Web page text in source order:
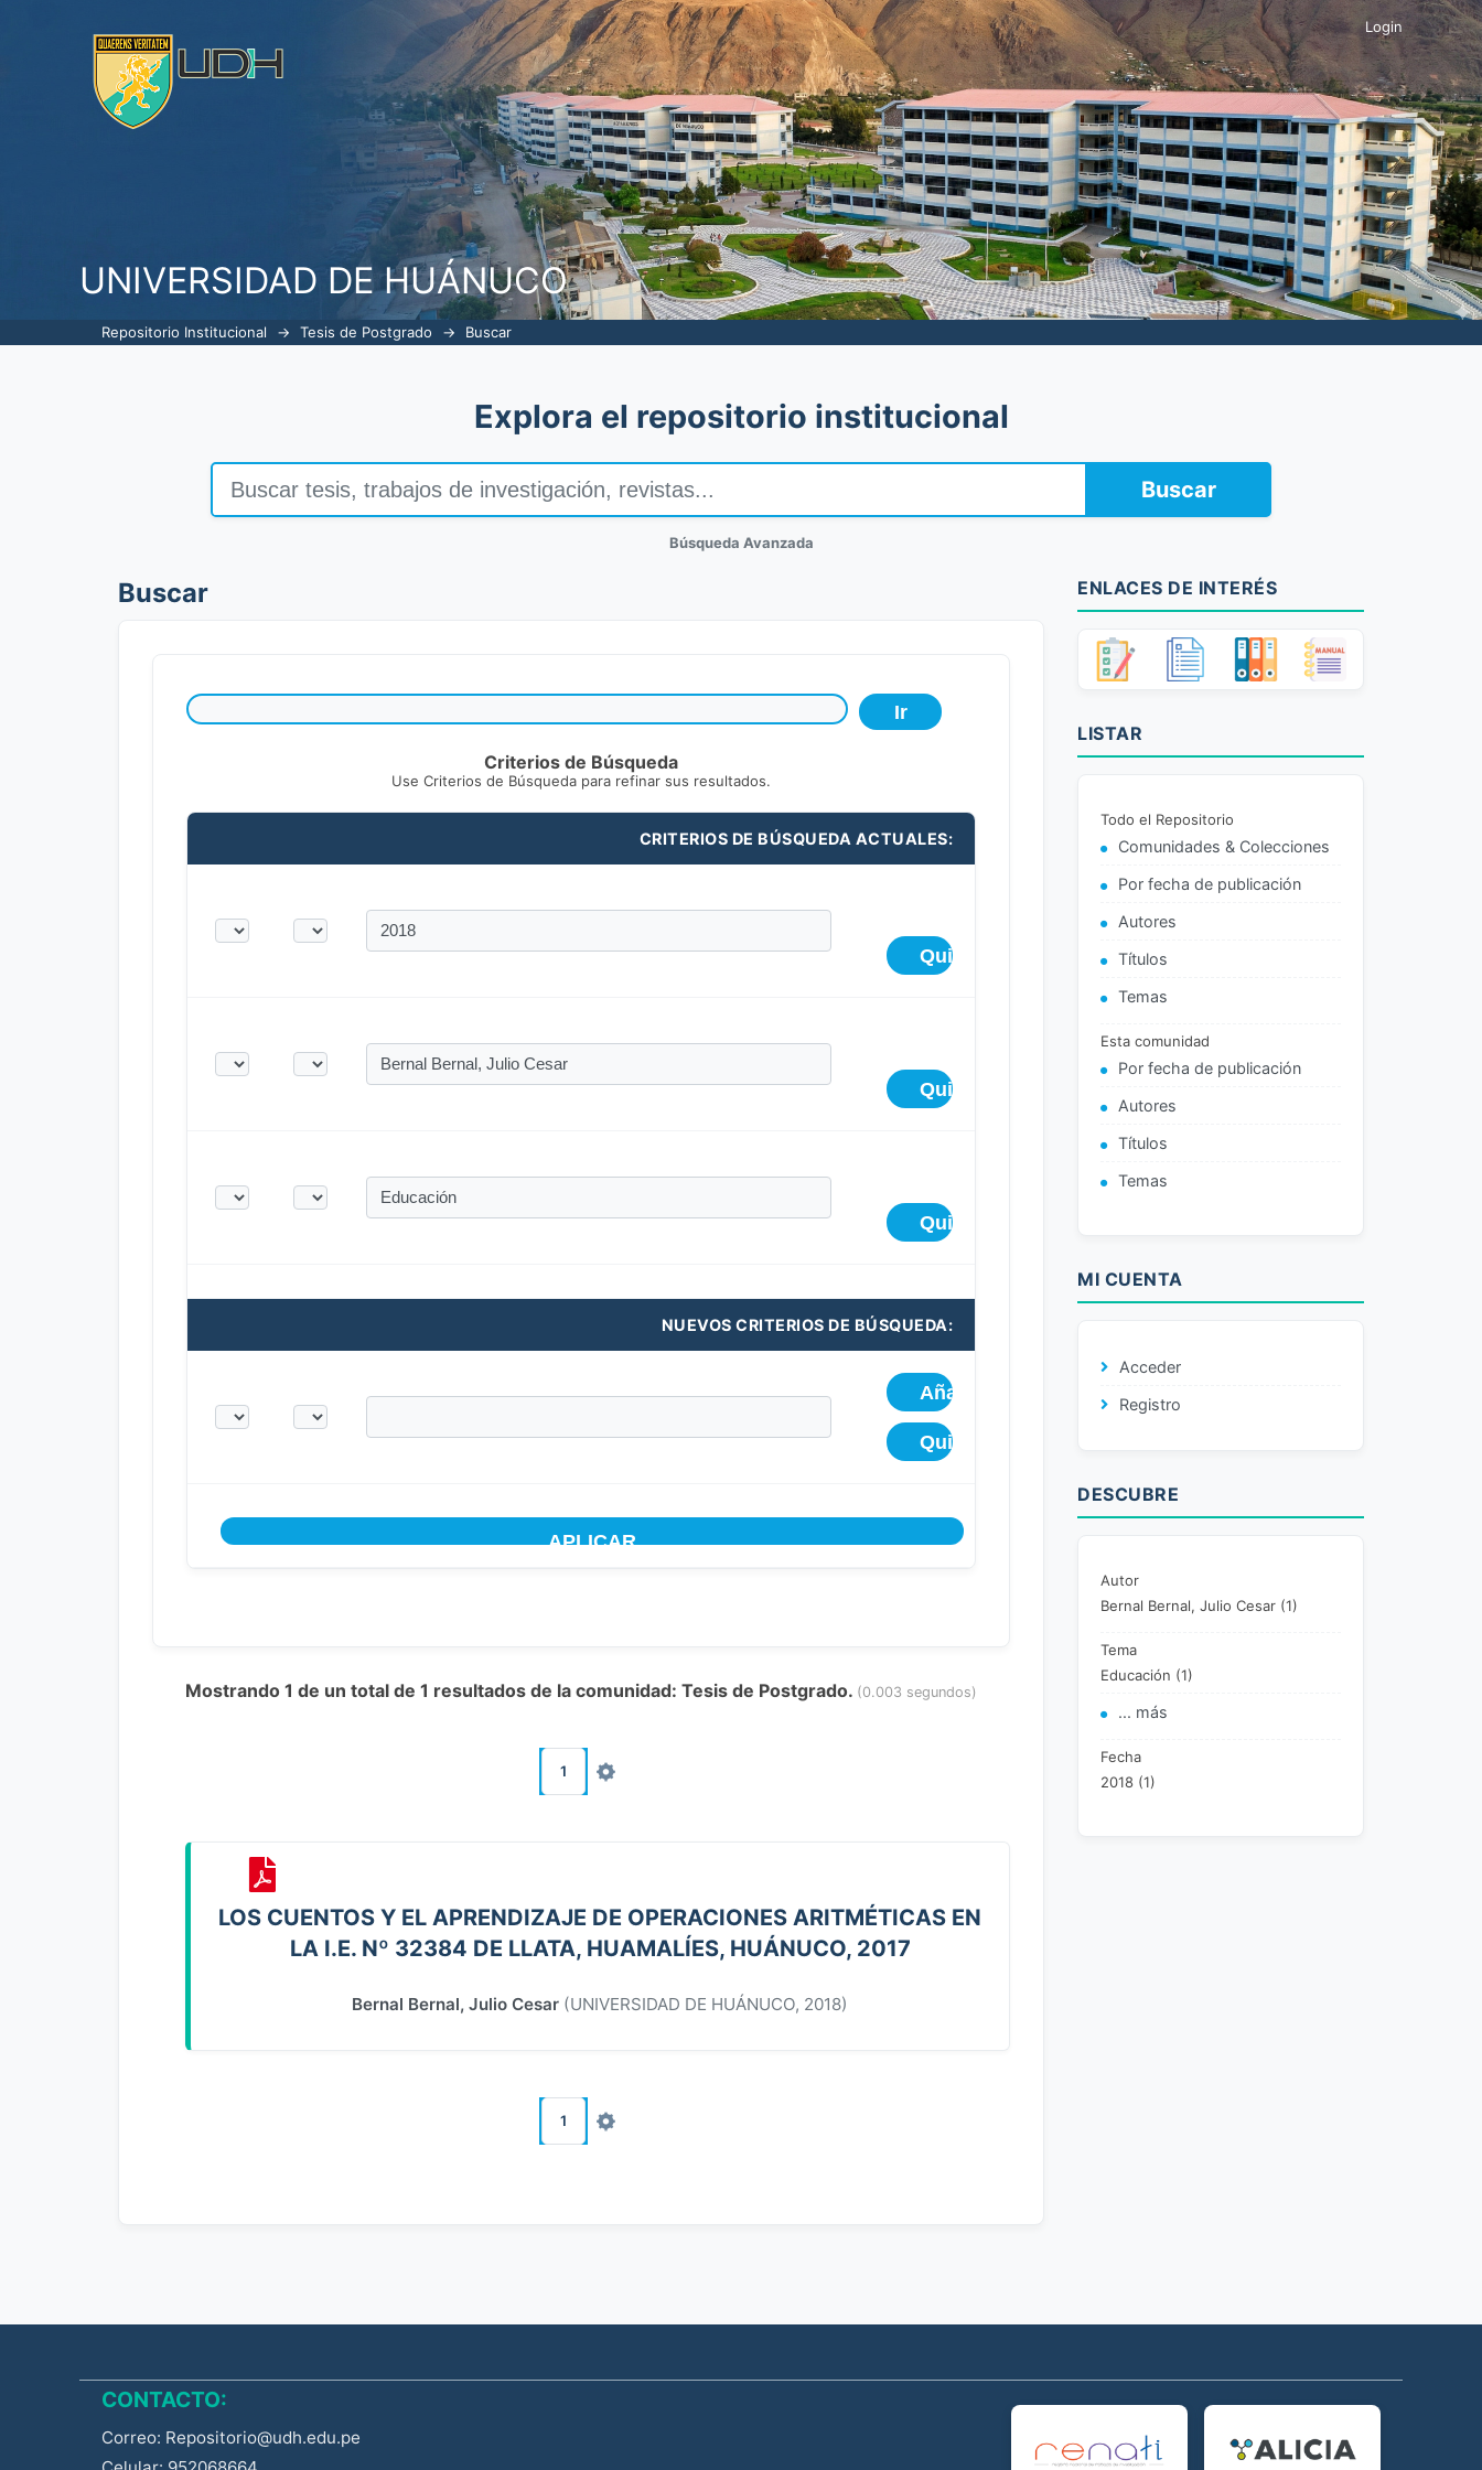
UNIVERSIDAD DE HUÁNUCO
Login
Repositorio Institucional → Tesis de Postgrado → Buscar
Explora el repositorio institucional
Buscar
Búsqueda Avanzada
Buscar
Criterios de Búsqueda
Use Criterios de Búsqueda para refinar sus resultados.
CRITERIOS DE BÚSQUEDA ACTUALES:
NUEVOS CRITERIOS DE BÚSQUEDA:
Mostrando 1 de un total de 1 resultados de la comunidad: Tesis de Postgrado. (0.003 segundos)
1
LOS CUENTOS Y EL APRENDIZAJE DE OPERACIONES ARITMÉTICAS EN
LA I.E. Nº 32384 DE LLATA, HUAMALÍES, HUÁNUCO, 2017
Bernal Bernal, Julio Cesar (UNIVERSIDAD DE HUÁNUCO, 2018)
1
ENLACES DE INTERÉS
LISTAR
Todo el Repositorio
Comunidades & Colecciones
Por fecha de publicación
Autores
Títulos
Temas
Esta comunidad
Por fecha de publicación
Autores
Títulos
Temas
MI CUENTA
Acceder
Registro
DESCUBRE
Autor
Bernal Bernal, Julio Cesar (1)
Tema
Educación (1)
... más
Fecha
2018 (1)
CONTACTO:
Correo: Repositorio@udh.edu.pe